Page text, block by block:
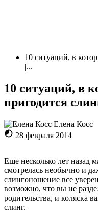
10 ситуаций, в
|...
10 ситуаций, в
пригодится
Елена Косc
28 февраля 2014
Еще несколько лет назад
смотрелась необычно и
слингоношение все
возможно, что вы не
родительства, и коляска
слинг.